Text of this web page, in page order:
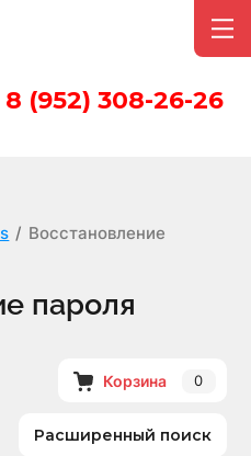
8 (952) 308-26-26
/ Восстановление
пароля
Корзина 0
Расширенный поиск